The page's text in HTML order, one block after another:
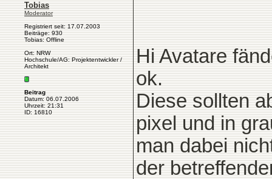
Tobias
Moderator
Registriert seit: 17.07.2003
Beiträge: 930
Tobias: Offline
Ort: NRW
Hochschule/AG: Projektentwickler /
Architekt
Beitrag
Datum: 06.07.2006
Uhrzeit: 21:31
ID: 16810
Hi Avatare
ok.
Diese sollten
pixel und in
man dabei
der